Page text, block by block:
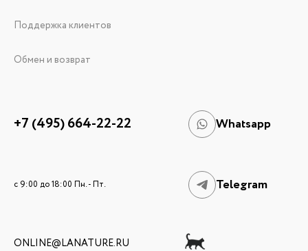
Поддержка клиентов
Обмен и возврат
+7 (495) 664-22-22 Whatsapp
c 9:00 до 18:00 Пн. - Пт. Telegram
ONLINE@LANATURE.RU